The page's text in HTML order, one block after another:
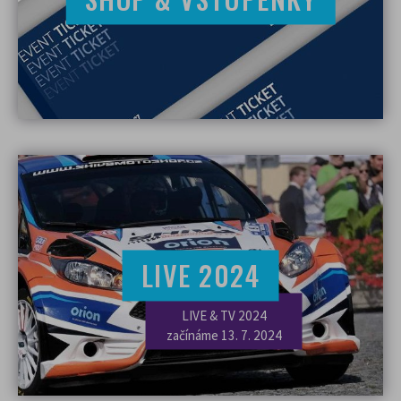
LIVE 2024
LIVE & TV 2024
začínáme 13. 7. 2024
Původ cookies se Vašem prohlížeči může být
ovlivněn první stranou (webovými stránkami),
Vámi (cookies můžete přidávat / měnit /
mazat např. přes nástroje pro vývojáře) nebo
třetí stranou (vložené nástroje pro analýzu
návštěvnosti a marketing).
Dále cookies dělíme nanezbytně nutná
, která slouží ke správné funkci
webových stránek. Souhlas s použitím
technických cookies je automaticky platný.
Spolu s technickými cookies můžete také
povolitvolitelná cookies (statistická a
marketingová), která ukládáme do vašeho
zařízení pouze na základě vašeho souhlasu a
mohou být zpracována třetí stranou (např.
Google analytics, Facebook pixel apod.).
Statistická cookies nám pomáhají vylepšovat